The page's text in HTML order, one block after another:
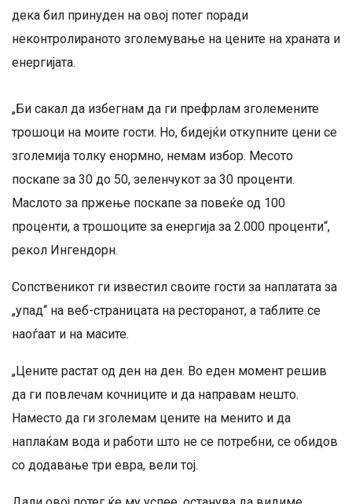
дека бил принуден на овој потег поради
неконтролираното зголемување на цените на храната и
енергијата.
„Би сакал да избегнам да ги префрлам зголемените
трошоци на моите гости. Но, бидејќи откупните цени се
зголемија толку енормно, немам избор. Месото
поскапе за 30 до 50, зеленчукот за 30 проценти.
Маслото за пржење поскапе за повеќе од 100
проценти, а трошоците за енергија за 2.000 проценти“,
рекол Ингендорн.
Сопственикот ги известил своите гости за наплатата за
„упад“ на веб-страницата на ресторанот, а таблите се
наоѓаат и на масите.
„Цените растат од ден на ден. Во еден момент решив
да ги повлечам кочниците и да направам нешто.
Наместо да ги зголемам цените на менито и да
наплаќам вода и работи што не се потребни, се обидов
со додавање три евра, вели тој.